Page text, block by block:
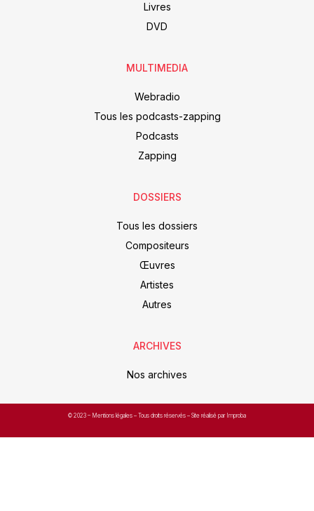
Livres
DVD
MULTIMEDIA
Webradio
Tous les podcasts-zapping
Podcasts
Zapping
DOSSIERS
Tous les dossiers
Compositeurs
Œuvres
Artistes
Autres
ARCHIVES
Nos archives
© 2023 – Mentions légales – Tous droits réservés – Site réalisé par Improba